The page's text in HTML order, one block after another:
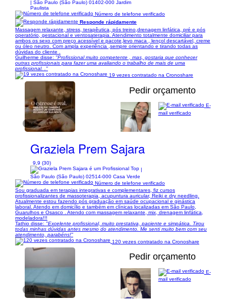
| São Paulo (São Paulo) 01402-000 Jardim
Paulista
Número de telefone verificado
Responde rápidamente
Massagem relaxante, stress, terapêutica, pós treino,drenagem linfática, pré e pós
operatório, gestacional e ventosaterapia. Atendimento totalmente domiciliar para
ambos os sexo com preço acessível e pacote,levo maca , lençol descartável, creme
ou óleo neutro. Com ampla experiência ,sempre orientando e tirando todas as
dúvidas do cliente .
Guilherme disse: "Profissional muito competente , mas, gostaria que conhecer
outras profissionais para fazer uma avaliando o trabalho de mais de uma
profissional. ."
19 vezes contratado na Cronoshare
1/4
Pedir orçamento
Graziela Prem Sajara
9,9 (30)
|
São Paulo (São Paulo) 02514-000 Casa Verde
E-
mail verificado
Número de telefone verificado
Sou graduada em terapias integrativas e complementares, fiz cursos
profissionalizantes de massoterapia, acupuntura auricular, Reiki e dry needling.
Atualmente estou fazendo pós graduação em saúde ocupacional e ginástica
laboral. Atendo em domicílio e também em clínicas localizadas em São Paulo,
Guarulhos e Osasco . Atendo com massagem relaxante, mix, drenagem linfática,
modeladora!!!
Tathio disse: "Excelente profissional, muito prestativa, paciente e simpática. Tirou
todas minhas dúvidas antes mesmo do atendimento. Me senti muito bem com seu
atendimento, parabéns!"
120 vezes contratado na Cronoshare
1/4
Pedir orçamento
E-
mail verificado